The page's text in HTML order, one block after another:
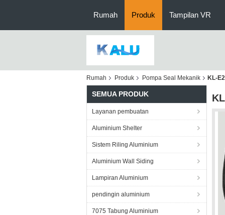
Rumah Produk Tampilan VR
Rumah Produk Pompa Seal Mekanik KL-
SEMUA PRODUK
Layanan pembuatan
Aluminium Shelter
Sistem Riling Aluminium
Aluminium Wall Siding
Lampiran Aluminium
pendingin aluminium
7075 Tabung Aluminium